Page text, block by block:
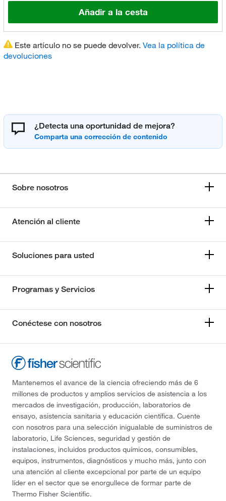
Añadir a la cesta
Este artículo no se puede devolver. Vea la política de
devoluciones
¿Detecta una oportunidad de mejora?
Sobre nosotros
Atención al cliente
Soluciones para usted
Programas y Servicios
Conéctese con nosotros
Mantenemos el avance de la ciencia ofreciendo más de 6
millones de productos y amplios servicios de asistencia a los
mercados de investigación, producción, laboratorios de
ensayo, asistencia sanitaria y educación científica. Cuente
con nosotros para una selección inigualable de suministros de
laboratorio, Life Sciences, seguridad y gestión de
instalaciones, incluidos productos químicos, consumibles,
equipos, instrumentos, diagnósticos y mucho más, junto con
una atención al cliente excepcional por parte de un equipo
líder en el sector que se enorgullece de formar parte de
Thermo Fisher Scientific.